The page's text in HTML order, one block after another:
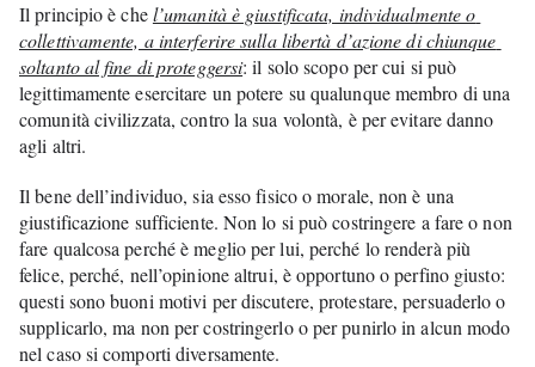
Il principio è che l’umanità è giustificata, individualmente o
collettivamente, a interferire sulla libertà d’azione di chiunque
soltanto al fine di proteggersi: il solo scopo per cui si può
legittimamente esercitare un potere su qualunque membro di una
comunità civilizzata, contro la sua volontà, è per evitare danno
agli altri.
Il bene dell’individuo, sia esso fisico o morale, non è una
giustificazione sufficiente. Non lo si può costringere a fare o non
fare qualcosa perché è meglio per lui, perché lo renderà più
felice, perché, nell’opinione altrui, è opportuno o perfino giusto:
questi sono buoni motivi per discutere, protestare, persuaderlo o
supplicarlo, ma non per costringerlo o per punirlo in alcun modo
nel caso si comporti diversamente.